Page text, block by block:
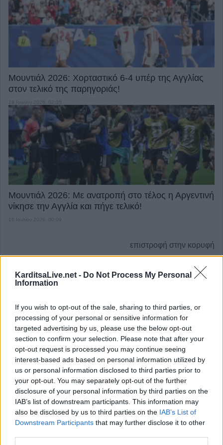
KarditsaLive.net - Do Not Process My Personal
Information
If you wish to opt-out of the sale, sharing to third parties, or
processing of your personal or sensitive information for
targeted advertising by us, please use the below opt-out
section to confirm your selection. Please note that after your
opt-out request is processed you may continue seeing
interest-based ads based on personal information utilized by
us or personal information disclosed to third parties prior to
your opt-out. You may separately opt-out of the further
disclosure of your personal information by third parties on the
IAB’s list of downstream participants. This information may
also be disclosed by us to third parties on the IAB’s List of
Downstream Participants that may further disclose it to other
Μουντιάλ 2026: Χορταστικό 6-4 υπέρ της Αγγλίας
στον τελικό της παρηγοριάς!
19 Ιουλίου 2026, 02:05
Μουντιάλ 2026: Με ανατροπή στο τέλος η Αργεντινή
νίκησε την Αγγλία και πήγε τελικό!
16 Ιουλίου 2026, 00:09
επιστροφή στην κορυφή
ΕΠΑΓΓΕΛΜΑΤΙΕΣ ΥΓΕΙΑΣ
Ειδικός Γαστρεντερολόγος - Ηπατολόγος "Γεώργιος Μάνθος"